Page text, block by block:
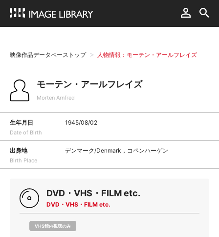
映像作品データベーストップ 人物情報：モーテン・アールフレイズ
モーテン・アールフレイズ
Morten Arnfred
生年月日
Date of Birth
1945/08/02
出身地
Birth Place
デンマーク/Denmark，コペンハーゲン
DVD・VHS・FILM etc.
DVD・VHS・FILM etc.
VHS館内視聴のみ